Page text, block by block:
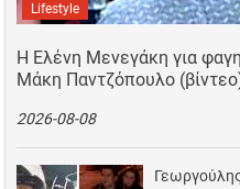
Lifestyle
Η Ελένη Μενεγάκη για
Μάκη Παντζόπουλο
2026-08-08